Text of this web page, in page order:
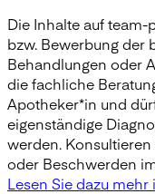
Die Inhalte auf
bzw. Bewerbung der
Behandlungen oder
die fachliche
Apotheker*in und
eigenständige
werden.
oder Beschwerden
Lesen Sie dazu